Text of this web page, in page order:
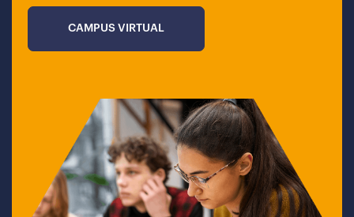
CAMPUS VIRTUAL